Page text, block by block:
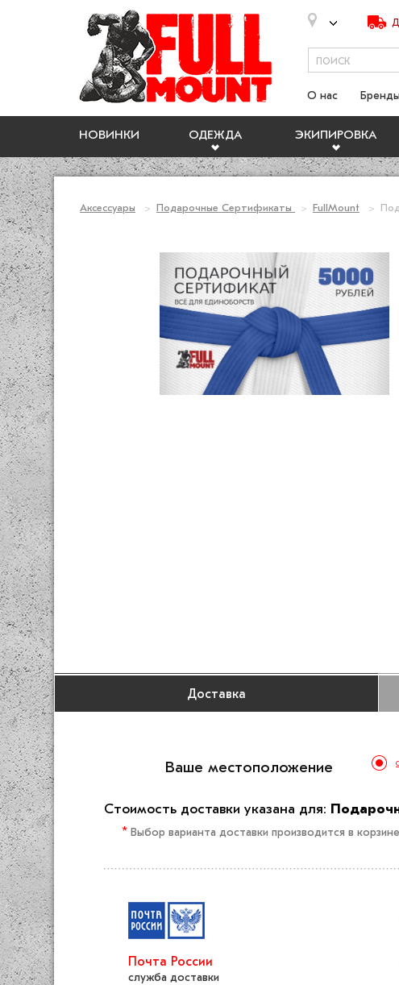
НОВИНКИ ОДЕЖДА ЭКИПИРОВКА
О нас
Аксессуары Подарочные Сертификаты FullMount
Доставка
Ваше меcто­положение
Стоимость доставки указана для:
* Выбор варианта доставки производится в
Почта России
служба доставки